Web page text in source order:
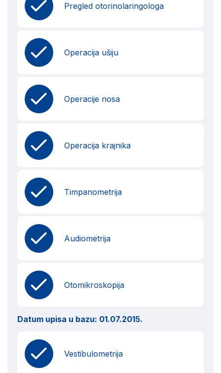
Pregled otorinolaringologa
Operacija ušiju
Operacije nosa
Operacija krajnika
Timpanometrija
Audiometrija
Otomikroskopija
Datum upisa u bazu: 01.07.2015.
Vestibulometrija